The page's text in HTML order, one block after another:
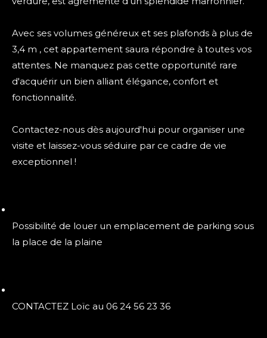
Avec ses volumes généreux et ses plafonds à plus de
3,4 m , cet appartement saura répondre à toutes vos
attentes. Ne manquez pas cette opportunité rare
d'acquérir un bien alliant élégance, confort et
fonctionnalité.
Contactez-nous dès aujourd'hui pour organiser une
visite et laissez-vous séduire par ce cadre de vie
exceptionnel !
Possibilité de louer un emplacement de parking sous
la place de la plaine
CONTACTEZ Loïc au 06 24 56 23 36